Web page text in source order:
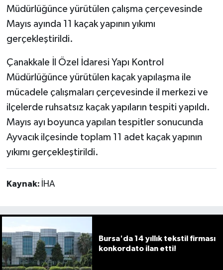
Müdürlüğünce yürütülen çalışma çerçevesinde
Mayıs ayında 11 kaçak yapının yıkımı
gerçekleştirildi.
Çanakkale İl Özel İdaresi Yapı Kontrol
Müdürlüğünce yürütülen kaçak yapılaşma ile
mücadele çalışmaları çerçevesinde il merkezi ve
ilçelerde ruhsatsız kaçak yapıların tespiti yapıldı.
Mayıs ayı boyunca yapılan tespitler sonucunda
Ayvacık ilçesinde toplam 11 adet kaçak yapının
yıkımı gerçekleştirildi.
Kaynak: İHA
Bursa'da 14 yıllık tekstil firması
konkordato ilan etti!